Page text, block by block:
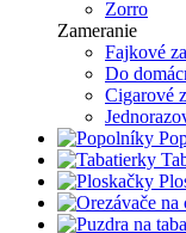
Zorro
Zameranie
Fajkové
Do
Cigarové